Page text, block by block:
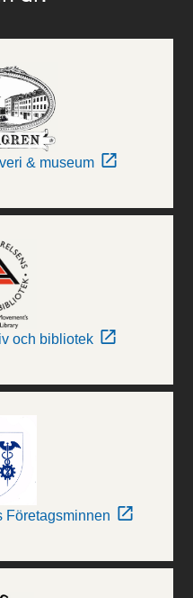
& museum
och bibliotek
Företagsminnen